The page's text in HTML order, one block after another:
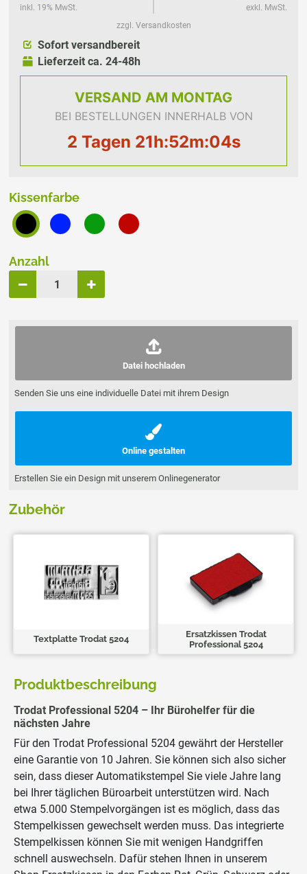
inkl. 19% MwSt.
exkl. MwSt.
zzgl. Versandkosten
Sofort versandbereit
Lieferzeit ca. 24-48h
VERSAND AM MONTAG
BEI BESTELLUNGEN INNERHALB VON
2 Tagen 21h:52m:03s
Kissenfarbe
Anzahl
Datei hochladen
Senden Sie uns eine individuelle Datei mit ihrem Design
Online gestalten
Erstellen Sie ein Design mit unserem Onlinegenerator
Zubehör
Textplatte Trodat 5204
Ersatzkissen Trodat
Professional 5204
Produktbeschreibung
Trodat Professional 5204 – Ihr Bürohelfer für die
nächsten Jahre
Für den Trodat Professional 5204 gewährt der Hersteller
eine Garantie von 10 Jahren. Sie können sich also sicher
sein, dass dieser Automatikstempel Sie viele Jahre lang
bei Ihrer täglichen Büroarbeit unterstützen wird. Nach
etwa 5.000 Stempelvorgängen ist es möglich, dass das
Stempelkissen gewechselt werden muss. Das integrierte
Stempelkissen können Sie mit wenigen Handgriffen
schnell auswechseln. Dafür stehen Ihnen in unserem